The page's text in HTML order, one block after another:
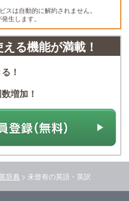
は自動的に解約されません。
生します。
る機能が満載！
！
増加！
辞典 > 未曾有の英語・英訳